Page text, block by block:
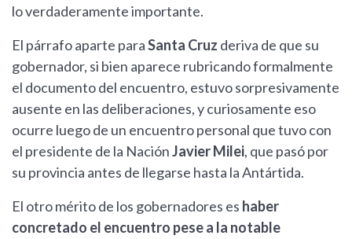
lo verdaderamente importante.
El párrafo aparte paraSanta Cruz deriva de que su
gobernador, si bien aparece rubricando formalmente
el documento del encuentro, estuvo sorpresivamente
ausente en las deliberaciones, y curiosamente eso
ocurre luego de un encuentro personal que tuvo con
el presidente de la NaciónJavier Milei, que pasó por
su provincia antes de llegarse hasta la Antártida.
El otro mérito de los gobernadores es haber
concretado el encuentro pese a la notable